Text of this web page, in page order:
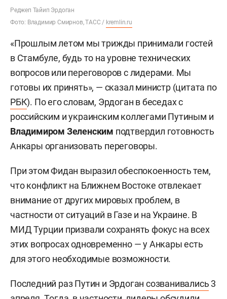
Реджеп Тайип Эрдоган
Фото: Владимир Смирнов, ТАСС / kremlin.ru
«Прошлым летом мы трижды принимали гостей
в Стамбуле, будь то на уровне технических
вопросов или переговоров с лидерами. Мы
готовы их принять», — сказал министр (цитата по
РБК). По его словам, Эрдоган в беседах с
российским и украинским коллегами Путиным и
Владимиром Зеленским подтвердил готовность
Анкары организовать переговоры.
При этом Фидан выразил обеспокоенность тем,
что конфликт на Ближнем Востоке отвлекает
внимание от других мировых проблем, в
частности от ситуаций в Газе и на Украине. В
МИД Турции призвали сохранять фокус на всех
этих вопросах одновременно — у Анкары есть
для этого необходимые возможности.
Последний раз Путин и Эрдогансозванивались 3